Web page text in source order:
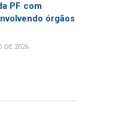
PF com
órgãos
DE 2026